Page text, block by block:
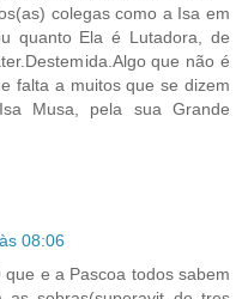
colegas como a Isa em
quanto Ela é Lutadora, de
que não é
falta a muitos que se dizem
Musa, pela sua Grande
08:06
e a Pascoa todos sabem